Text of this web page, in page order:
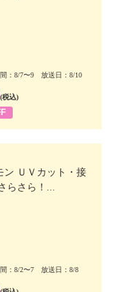
：8/7〜9 放送日：8/10
(税込)
ン ＵＶカット・接
らさら！...
：8/2〜7 放送日：8/8